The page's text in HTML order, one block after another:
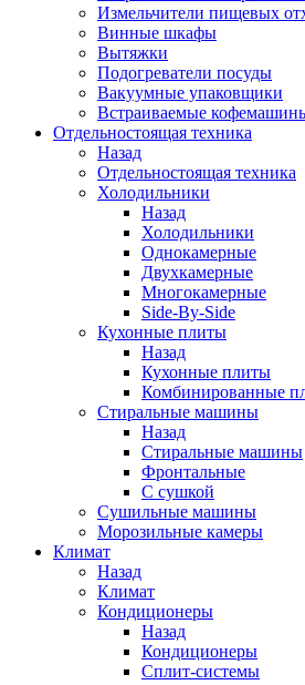
Измельчители пищевых
Винные шкафы
Вытяжки
Подогреватели посуды
Вакуумные упаковщики
Встраиваемые
Отдельностоящая техника
Назад
Отдельностоящая техника
Холодильники
Назад
Холодильники
Однокамерные
Двухкамерные
Многокамерные
Side-By-Side
Кухонные плиты
Назад
Кухонные плиты
Комбинированные
Стиральные машины
Назад
Стиральные машины
Фронтальные
С сушкой
Сушильные машины
Морозильные камеры
Климат
Назад
Климат
Кондиционеры
Назад
Кондиционеры
Сплит-системы